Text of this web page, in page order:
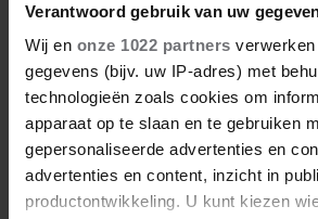
Verantwoord gebruik van uw
Wij en onze 1022 partners
gegevens (bijv. uw IP-adres) met
technologieën zoals cookies om
apparaat op te slaan en te gebruiken
gepersonaliseerde advertenties en
advertenties en content, inzicht in
productontwikkeling. U kunt kiezen